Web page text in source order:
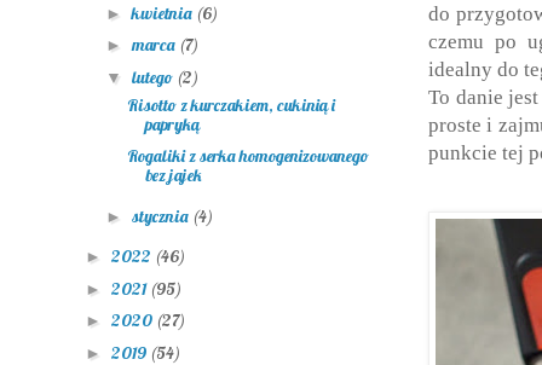
do
czemu po
idealny do
To danie
proste i
punkcie tej
►kwietnia (6)
►marca (7)
▼ lutego (2)
Risotto z kurczakiem, cukinią i
papryką
Rogaliki z serka homogenizowanego
bez jajek
► stycznia (4)
► 2022 (46)
► 2021 (95)
► 2020 (27)
► 2019 (54)